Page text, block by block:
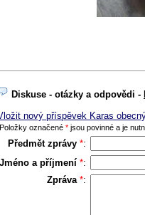
Diskuse - otázky a odpovědi -
nový příspěvek Karas
Položky označené * jsou povinné a je
Předmět zprávy *:
Jméno a příjmení *:
Zpráva *: